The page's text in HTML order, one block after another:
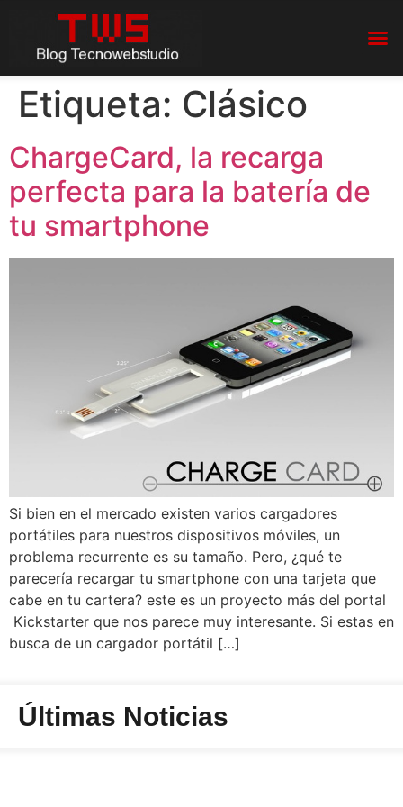
Etiqueta: Clásico
ChargeCard, la recarga
perfecta para la batería de
tu smartphone
Si bien en el mercado existen varios cargadores
portátiles para nuestros dispositivos móviles, un
problema recurrente es su tamaño. Pero, ¿qué te
parecería recargar tu smartphone con una tarjeta que
cabe en tu cartera? este es un proyecto más del portal
Kickstarter que nos parece muy interesante. Si estas en
busca de un cargador portátil […]
Últimas Noticias